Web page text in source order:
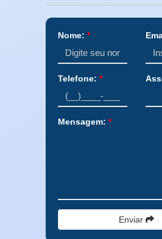
Nome: *
Telefone: *
Mensagem: *
Enviar